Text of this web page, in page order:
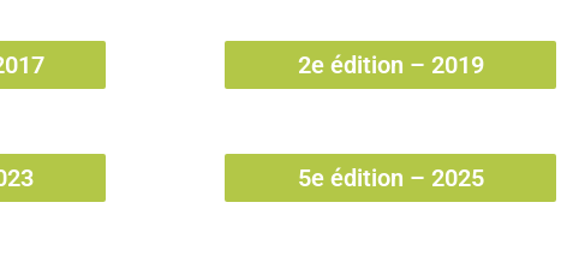
2e édition – 2019
5e édition – 2025